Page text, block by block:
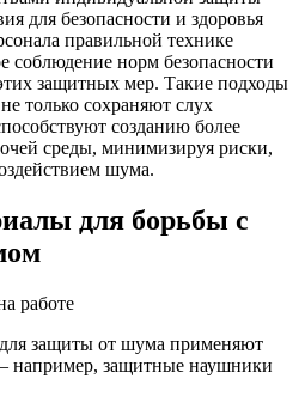
для безопасности и здоровья
правильной технике
соблюдение норм безопасности
защитных мер. Такие подходы
только сохраняют слух
созданию более
среды, минимизируя риски,
шума.
для борьбы с
защиты от шума применяют
например, защитные наушники